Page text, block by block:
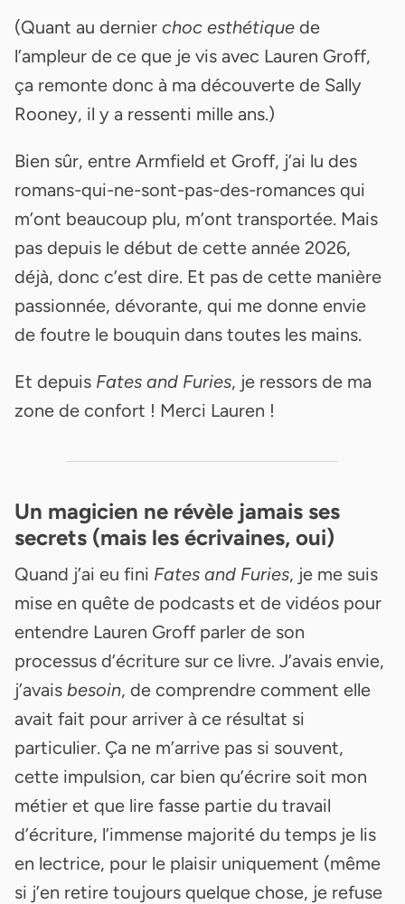
(Quant au dernier choc esthétique de
l’ampleur de ce que je vis avec Lauren Groff,
ça remonte donc à ma découverte de Sally
Rooney, il y a ressenti mille ans.)
Bien sûr, entre Armfield et Groff, j’ai lu des
romans-qui-ne-sont-pas-des-romances qui
m’ont beaucoup plu, m’ont transportée. Mais
pas depuis le début de cette année 2026,
déjà, donc c’est dire. Et pas de cette manière
passionnée, dévorante, qui me donne envie
de foutre le bouquin dans toutes les mains.
Et depuis Fates and Furies, je ressors de ma
zone de confort ! Merci Lauren !
Un magicien ne révèle jamais ses
secrets (mais les écrivaines, oui)
Quand j’ai eu fini Fates and Furies, je me suis
mise en quête de podcasts et de vidéos pour
entendre Lauren Groff parler de son
processus d’écriture sur ce livre. J’avais envie,
j’avais besoin, de comprendre comment elle
avait fait pour arriver à ce résultat si
particulier. Ça ne m’arrive pas si souvent,
cette impulsion, car bien qu’écrire soit mon
métier et que lire fasse partie du travail
d’écriture, l’immense majorité du temps je lis
en lectrice, pour le plaisir uniquement (même
si j’en retire toujours quelque chose, je refuse